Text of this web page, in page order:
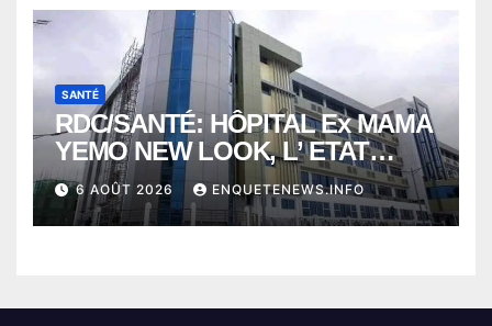
SANTÉ
RDC/SANTÉ: HÔPITAL Ex MAMA
YEMO NEW LOOK, L’ ETAT
PERD LE CONTROLE
6 AOÛT 2026 ENQUETENEWS.INFO